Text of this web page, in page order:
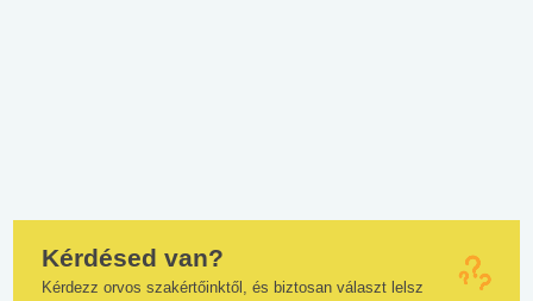
Kérdésed van?
Kérdezz orvos szakértőinktől, és biztosan választ lelsz